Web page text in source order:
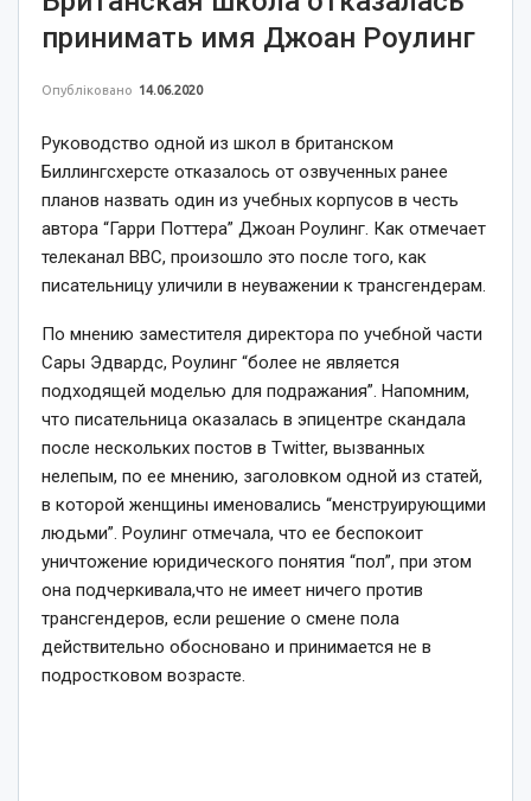
принимать имя Джоан Роулинг
Опубліковано 14.06.2020
Руководство одной из школ в британском
Биллингсхерсте отказалось от озвученных ранее
планов назвать один из учебных корпусов в честь
автора “Гарри Поттера” Джоан Роулинг. Как отмечает
телеканал BBC, произошло это после того, как
писательницу уличили в неуважении к трансгендерам.
По мнению заместителя директора по учебной части
Сары Эдвардс, Роулинг “более не является
подходящей моделью для подражания”. Напомним,
что писательница оказалась в эпицентре скандала
после нескольких постов в Twitter, вызванных
нелепым, по ее мнению, заголовком одной из статей,
в которой женщины именовались “менструирующими
людьми”. Роулинг отмечала, что ее беспокоит
уничтожение юридического понятия “пол”, при этом
она подчеркивала,что не имеет ничего против
трансгендеров, если решение о смене пола
действительно обосновано и принимается не в
подростковом возрасте.